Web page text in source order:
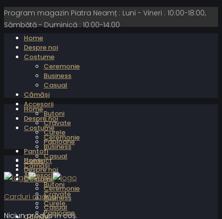
Program magazin Piatra Neamț : Luni - Vineri : 10:00-18:00,
Sâmbătă - Duminică : 10:00-14:00
Home
Despre noi
Costume
Ceremonie
Business
Casual
Cămăși
Accesorii
Butoni
Cravate
Curele
Papioane
Pantofi
Contact
Carduri cadou
Niciun produs în coș.
Home
Despre noi
Costume
Ceremonie
Business
Casual
Cămăși
Accesorii
Butoni
Cravate
Curele
Papioane
Home
Despre noi
Costume
Ceremonie
Business
Casual
Cămăși